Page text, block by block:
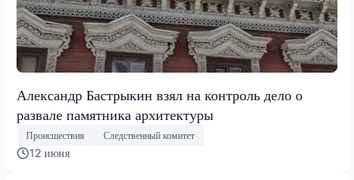
Александр Бастрыкин взял на контроль дело о
развале памятника архитектуры
Происшествия Следственный комитет
12 июня